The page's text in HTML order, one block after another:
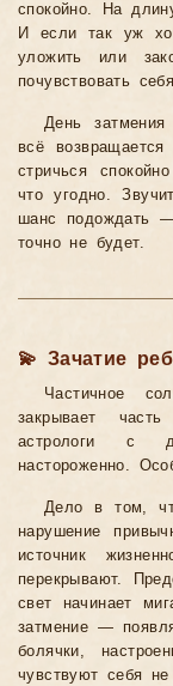
спокойно. На
И если так уж
уложить или
почувствовать
День
всё
стричься
что угодно.
шанс подождать
точно не будет.
💫 Зачатие
Частичное
закрывает
астрологи с
настороженно.
Дело в том,
нарушение
источник
перекрывают.
свет начинает
затмение —
болячки,
чувствуют себя